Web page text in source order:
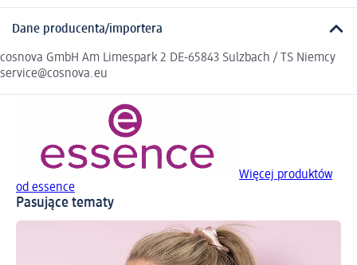
Dane producenta/importera
cosnova GmbH Am Limespark 2 DE-65843 Sulzbach / TS Niemcy
service@cosnova.eu
Więcej produktów
od essence
Pasujące tematy